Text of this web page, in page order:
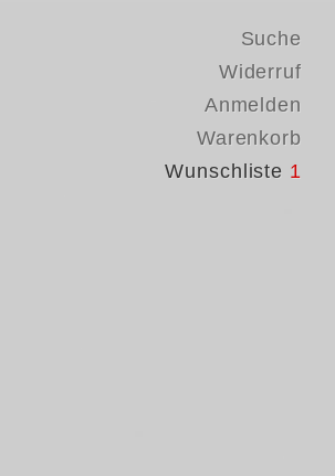
Suche
Widerruf
Anmelden
Warenkorb
Wunschliste 1